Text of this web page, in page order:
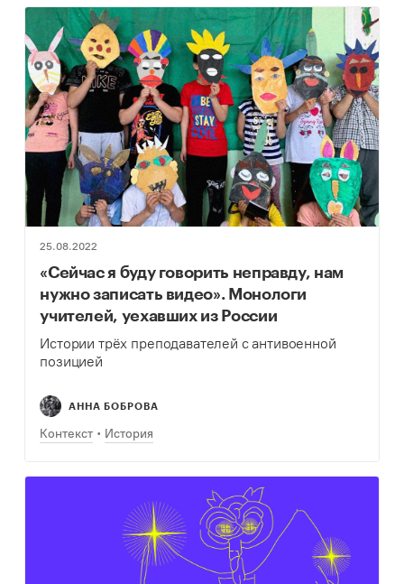
25.08.2022
«Сейчас я буду говорить неправду, нам
нужно записать видео». Монологи
учителей, уехавших из России
Истории трёх преподавателей с антивоенной
позицией
АННА БОБРОВА
Контекст История